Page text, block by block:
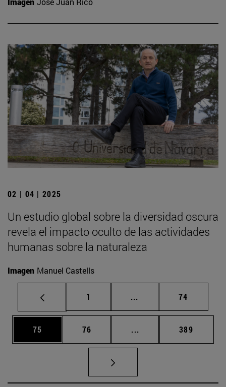
02 | 04 | 2025
Un estudio global sobre la diversidad oscura
revela el impacto oculto de las actividades
humanas sobre la naturaleza
Imagen Manuel Castells
Página
1 ... Páginas intermedias
Página
74
Página
75 Página
76 ... Páginas intermedias
Página
389